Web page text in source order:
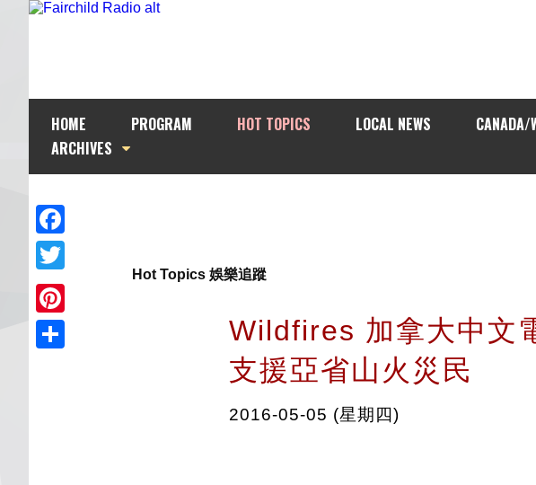
HOME PROGRAM HOT TOPICS LOCAL NEWS CANADA/
ARCHIVES
Facebook
Twitter
Pinterest
Hot Topics 娛樂追蹤
Wildfires 加拿大中文
支援亞省山火災民
2016-05-05 (星期四)